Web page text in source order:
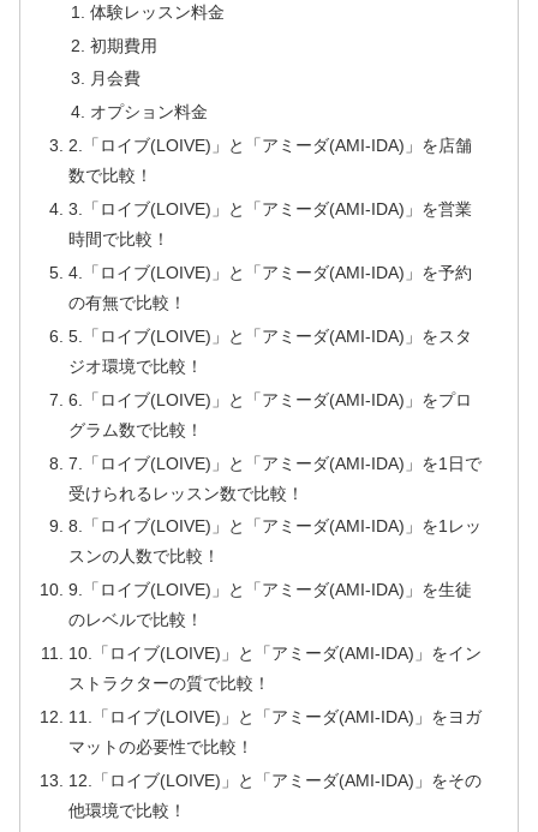
体験レッスン料金
初期費用
月会費
オプション料金
2.「ロイブ(LOIVE)」と「アミーダ(AMI-IDA)」を店舗
数で比較！
3.「ロイブ(LOIVE)」と「アミーダ(AMI-IDA)」を営業
時間で比較！
4.「ロイブ(LOIVE)」と「アミーダ(AMI-IDA)」を予約
の有無で比較！
5.「ロイブ(LOIVE)」と「アミーダ(AMI-IDA)」をスタ
ジオ環境で比較！
6.「ロイブ(LOIVE)」と「アミーダ(AMI-IDA)」をプロ
グラム数で比較！
7.「ロイブ(LOIVE)」と「アミーダ(AMI-IDA)」を1日で
受けられるレッスン数で比較！
8.「ロイブ(LOIVE)」と「アミーダ(AMI-IDA)」を1レッ
スンの人数で比較！
9.「ロイブ(LOIVE)」と「アミーダ(AMI-IDA)」を生徒
のレベルで比較！
10.「ロイブ(LOIVE)」と「アミーダ(AMI-IDA)」をイン
ストラクターの質で比較！
11.「ロイブ(LOIVE)」と「アミーダ(AMI-IDA)」をヨガ
マットの必要性で比較！
12.「ロイブ(LOIVE)」と「アミーダ(AMI-IDA)」をその
他環境で比較！